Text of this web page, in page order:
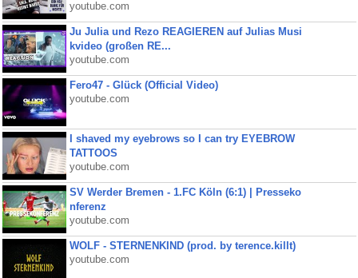
youtube.com
Ju Julia und Rezo REAGIEREN auf Julias Musi
kvideo (großen RE...
youtube.com
Fero47 - Glück (Official Video)
youtube.com
I shaved my eyebrows so I can try EYEBROW
TATTOOS
youtube.com
SV Werder Bremen - 1.FC Köln (6:1) | Presseko
nferenz
youtube.com
WOLF - STERNENKIND (prod. by terence.killt)
youtube.com